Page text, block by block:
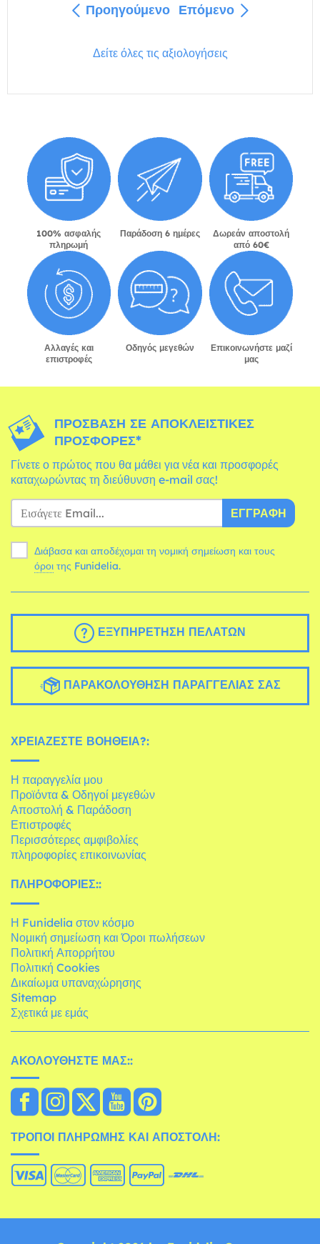
Προηγούμενο Επόμενο
Δείτε όλες τις αξιολογήσεις
100% ασφαλής
πληρωμή
Παράδοση 6 ημέρες
Δωρεάν αποστολή
από 60€
Αλλαγές και
επιστροφές
Οδηγός μεγεθών
Επικοινωνήστε μαζί
μας
ΠΡΌΣΒΑΣΗ ΣΕ ΑΠΟΚΛΕΙΣΤΙΚΈΣ
ΠΡΟΣΦΟΡΈΣ*
Γίνετε ο πρώτος που θα μάθει για νέα και προσφορές
καταχωρώντας τη διεύθυνση e-mail σας!
ΕΓΓΡΑΦΉ
Διάβασα και αποδέχομαι τη νομική σημείωση και τους
όροι της Funidelia.
ΕΞΥΠΗΡΈΤΗΣΗ ΠΕΛΑΤΏΝ
ΠΑΡΑΚΟΛΟΎΘΗΣΗ ΠΑΡΑΓΓΕΛΊΑΣ ΣΑΣ
ΧΡΕΙΆΖΕΣΤΕ ΒΟΉΘΕΙΑ?:
Η παραγγελία μου
Προϊόντα & Οδηγοί μεγεθών
Αποστολή & Παράδοση
Επιστροφές
Περισσότερες αμφιβολίες
πληροφορίες επικοινωνίας
ΠΛΗΡΟΦΟΡΊΕΣ::
Η Funidelia στον κόσμο
Νομική σημείωση και Όροι πωλήσεων
Πολιτική Απορρήτου
Πολιτική Cookies
Δικαίωμα υπαναχώρησης
Sitemap
Σχετικά με εμάς
ΑΚΟΛΟΥΘΉΣΤΕ ΜΑΣ::
ΤΡΌΠΟΙ ΠΛΗΡΩΜΉΣ ΚΑΙ ΑΠΟΣΤΟΛΉ: